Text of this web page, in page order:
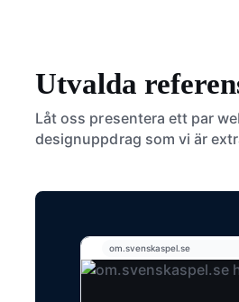
Utvalda
Låt oss presentera ett par
designuppdrag som vi är